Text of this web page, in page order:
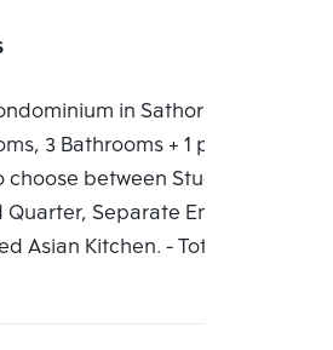
in Sathorn. 194 Sq.m.
3 Bathrooms + 1 powder. -
between Study room or
Separate Enclosed
Asian Kitchen. - Total of 4 balc